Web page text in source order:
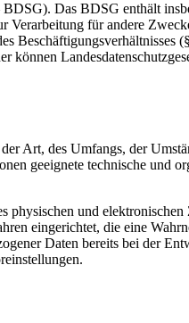
Das BDSG enthält
Verarbeitung für andere
Beschäftigungsverhältnisses
Art, des Umfangs, der
geeignete technische und
und elektronischen
eingerichtet, die eine
Daten bereits bei der